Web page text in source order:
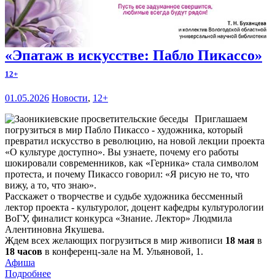
«Эпатаж в искусстве: Пабло Пикассо»
12+
01.05.2026 Новости, 12+
Приглашаем
погрузиться в мир Пабло Пикассо - художника, который
превратил искусство в революцию, на новой лекции проекта
«О культуре доступно». Вы узнаете, почему его работы
шокировали современников, как «Герника» стала символом
протеста, и почему Пикассо говорил: «Я рисую не то, что
вижу, а то, что знаю».
Расскажет о творчестве и судьбе художника бессменный
лектор проекта - культуролог, доцент кафедры культурологии
ВоГУ, финалист конкурса «Знание. Лектор» Людмила
Алентиновна Якушева.
Ждем всех желающих погрузиться в мир живописи 18 мая в
18 часов в конференц-зале на М. Ульяновой, 1.
Афиша
Подробнее